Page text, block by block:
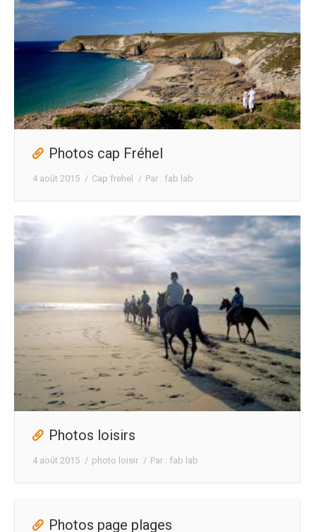
Photos cap Fréhel
4 août 2015 Cap frehel Par : fab lab
Photos loisirs
4 août 2015 photo loisir Par : fab lab
Photos page plages